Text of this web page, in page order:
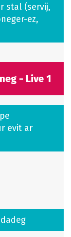
stal (servij,
ez,
- Live 1
evit ar